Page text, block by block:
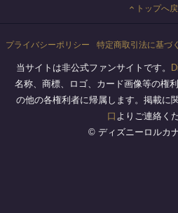
トップへ
プライバシーポリシー 特定商取引法に基づ
当サイトは非公式ファンサイトです。
名称、商標、ロゴ、カード画像等の権
の他の各権利者に帰属します。掲載に
口 よりご連絡く
© ディズニーロルカ